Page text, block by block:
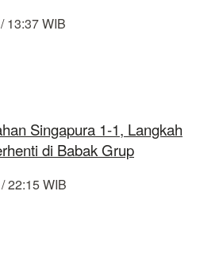
13:37 WIB
Singapura 1-1, Langkah
di Babak Grup
22:15 WIB